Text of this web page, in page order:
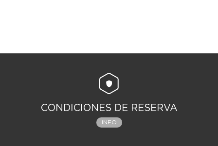
CONDICIONES DE RESERVA
INFO